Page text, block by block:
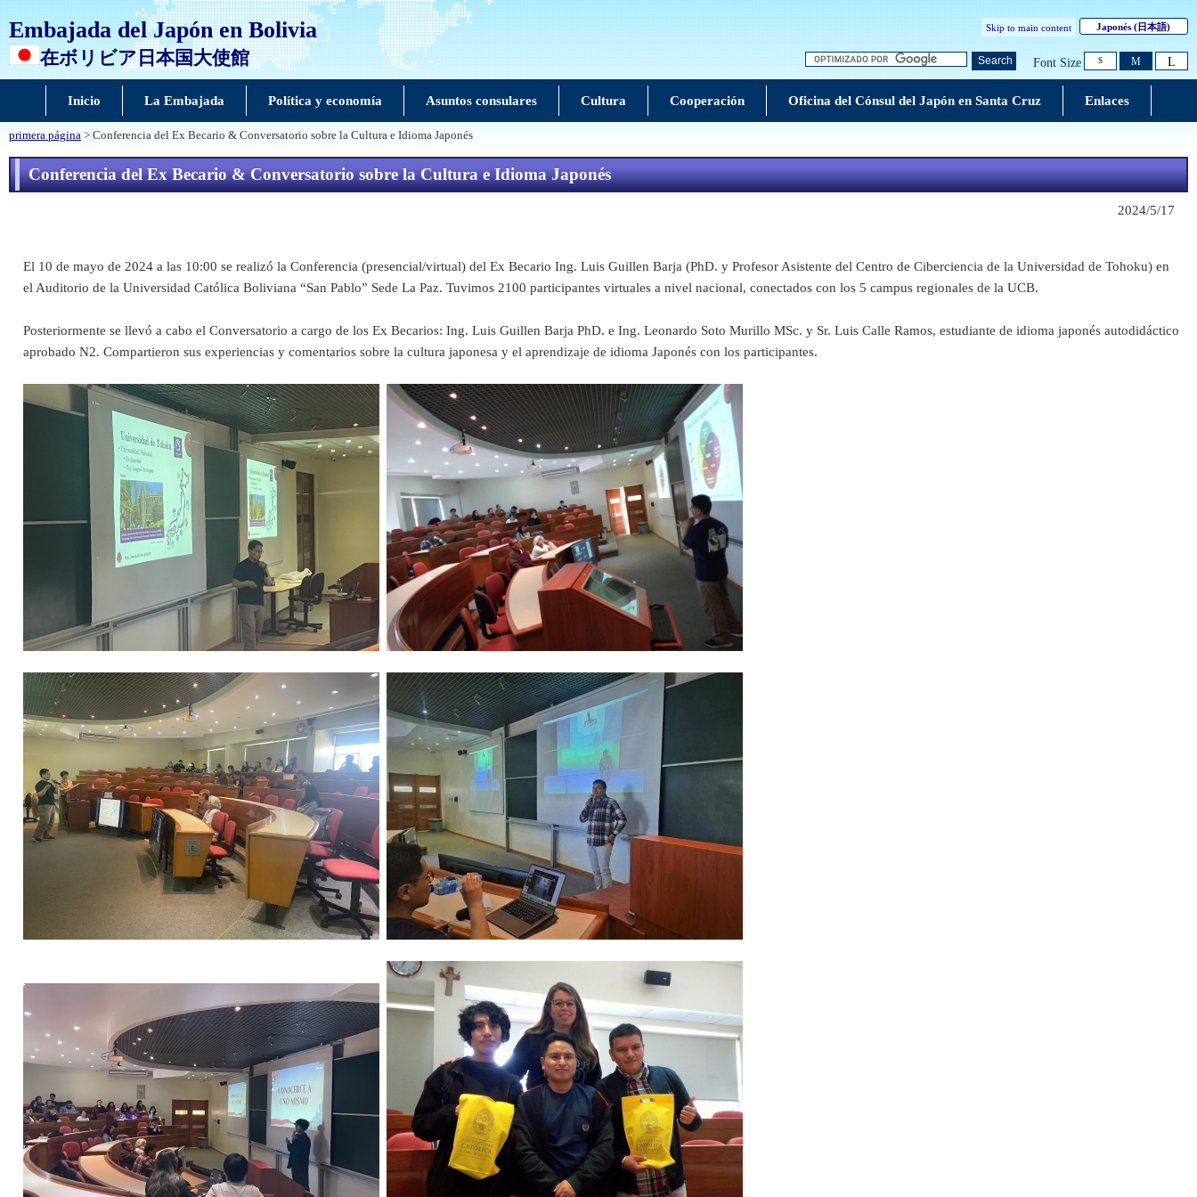
Embajada del Japón en Bolivia
在ボリビア日本国大使館
Skip to main content Japonés(日本語)
Search Font Size S M L
Inicio La Embajada Política y economía Asuntos consulares Cultura Cooperación Oficina del Cónsul del Japón en Santa Cruz Enlaces
primera página > Conferencia del Ex Becario & Conversatorio sobre la Cultura e Idioma Japonés
Conferencia del Ex Becario & Conversatorio sobre la Cultura e Idioma Japonés
2024/5/17
El 10 de mayo de 2024 a las 10:00 se realizó la Conferencia (presencial/virtual) del Ex Becario Ing. Luis Guillen Barja (PhD. y Profesor Asistente del Centro de Ciberciencia de la Universidad de Tohoku) en
el Auditorio de la Universidad Católica Boliviana “San Pablo” Sede La Paz. Tuvimos 2100 participantes virtuales a nivel nacional, conectados con los 5 campus regionales de la UCB.
Posteriormente se llevó a cabo el Conversatorio a cargo de los Ex Becarios: Ing. Luis Guillen Barja PhD. e Ing. Leonardo Soto Murillo MSc. y Sr. Luis Calle Ramos, estudiante de idioma japonés autodidáctico
aprobado N2. Compartieron sus experiencias y comentarios sobre la cultura japonesa y el aprendizaje de idioma Japonés con los participantes.